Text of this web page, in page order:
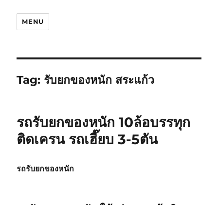
MENU
Tag: รับยกของหนัก สระแก้ว
รถรับยกของหนัก 10ล้อบรรทุก
ติดเครน รถเฮี๊ยบ 3-5ตัน
รถรับยกของหนัก